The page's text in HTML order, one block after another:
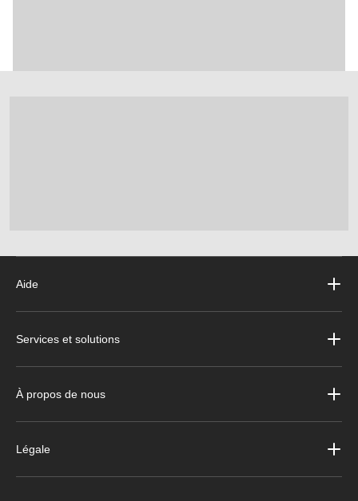
Aide
Services et solutions
À propos de nous
Légale